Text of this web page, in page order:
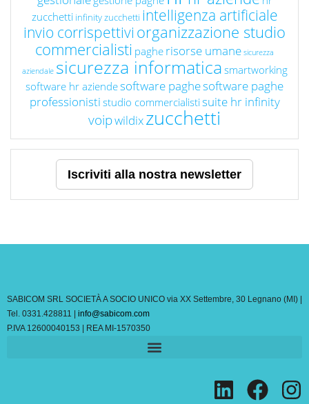
zucchetti infinity zucchetti intelligenza artificiale
invio corrispettivi organizzazione studio
commercialisti paghe risorse umane sicurezza
aziendale sicurezza informatica smartworking
software hr aziendesoftware paghesoftware paghe
professionisti studio commercialisti suite hr infinity
voipwildixzucchetti
Iscriviti alla nostra newsletter
SABICOM SRL SOCIETÀ A SOCIO UNICO via XX Settembre, 30 Legnano (MI) |
Tel. 0331.428811 | info@sabicom.com
P.IVA 12600040153 | REA MI-1570350